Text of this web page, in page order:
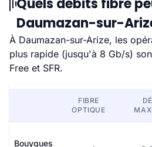
Quels débits fibre
Daumazan-sur-
À Daumazan-sur-Arize, les
plus rapide (jusqu'à 8 Gb/s)
Free et SFR.
FIBRE
OPTIQUE
Bouygues